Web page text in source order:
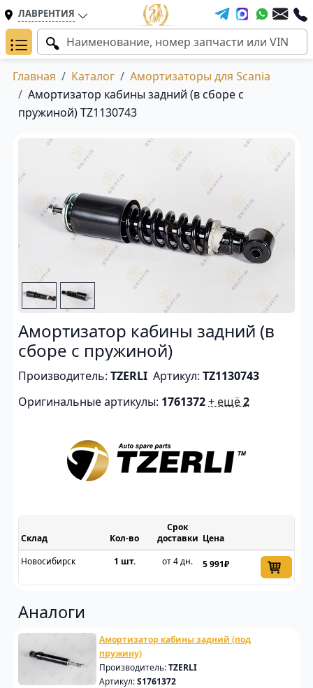
ЛАВРЕНТИЯ
Главная Каталог
Амортизаторы для Scania
Амортизатор кабины задний (в сборе с
пружиной) TZ1130743
Амортизатор кабины задний (в
сборе с пружиной)
Производитель: TZERLI Артикул: TZ1130743
Оригинальные артикулы: 1761372+ ещё2
Склад
Срок
доставки Цена
Новосибирск
1 шт. от 4 дн. 5 991₽
Аналоги
Амортизатор кабины задний (под
пружину)
Производитель:TZERLI
Артикул:S1761372